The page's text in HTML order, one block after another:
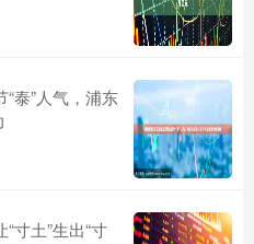
泰”人气，浦东
寸土”生出“寸